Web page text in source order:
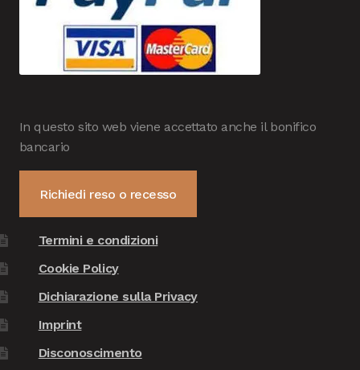
In questo sito web viene accettato anche il bonifico
bancario
Richiedi reso o recesso
Termini e condizioni
Cookie Policy
Dichiarazione sulla Privacy
Imprint
Disconoscimento